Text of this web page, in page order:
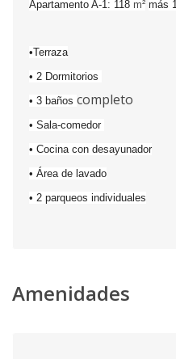
Apartamento A-1: 118 m² más
•Terraza
• 2 Dormitorios
• 3 baños completo
• Sala-comedor
• Cocina con desayunador
• Área de lavado
• 2 parqueos individuales
Amenidades